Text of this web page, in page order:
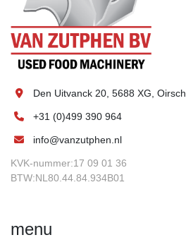
Den Uitvanck 20, 5688 XG,
+31 (0)499 390 964
info@vanzutphen.nl
KVK-nummer:17 09 01 36
BTW:NL80.44.84.934B01
menu